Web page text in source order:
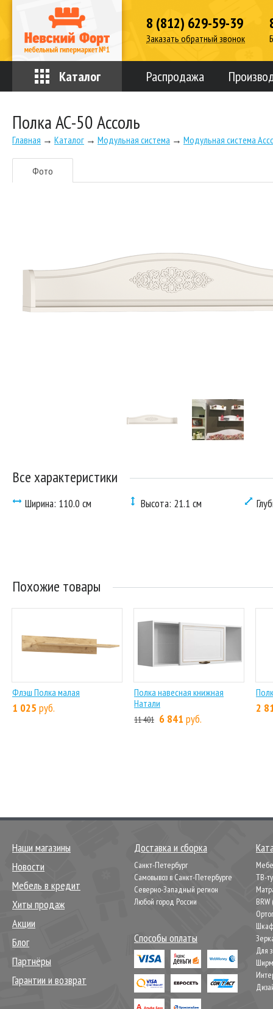
8 (812) 629-59-39
Заказать обратный звонок
Каталог Распродажа
Полка АС-50 Ассоль
Главная → Каталог → Модульная система → Модульная система
Фото
Все характеристики
Ширина: 110.0 см Высота: 21.1 см
Похожие товары
Флэш Полка малая
1 025 руб.
Полка навесная книжная
Натали
11 401 6 841 руб.
2
Наши магазины
Новости
Мебель в кредит
Хиты продаж
Акции
Блог
Партнёры
Гарантии и возврат
Доставка и сборка
Санкт-Петербург
Самовывоз в Санкт-Петербурге
Северно-Западный регион
Любой город России
Способы оплаты
ТВ-
Для